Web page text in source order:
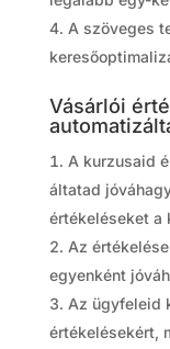
A szöveges
Vásárlói
A kurzusaid
áltatad
értékeléseket a
Az
egyenként
Az ügyfeleid
értékelésekért,